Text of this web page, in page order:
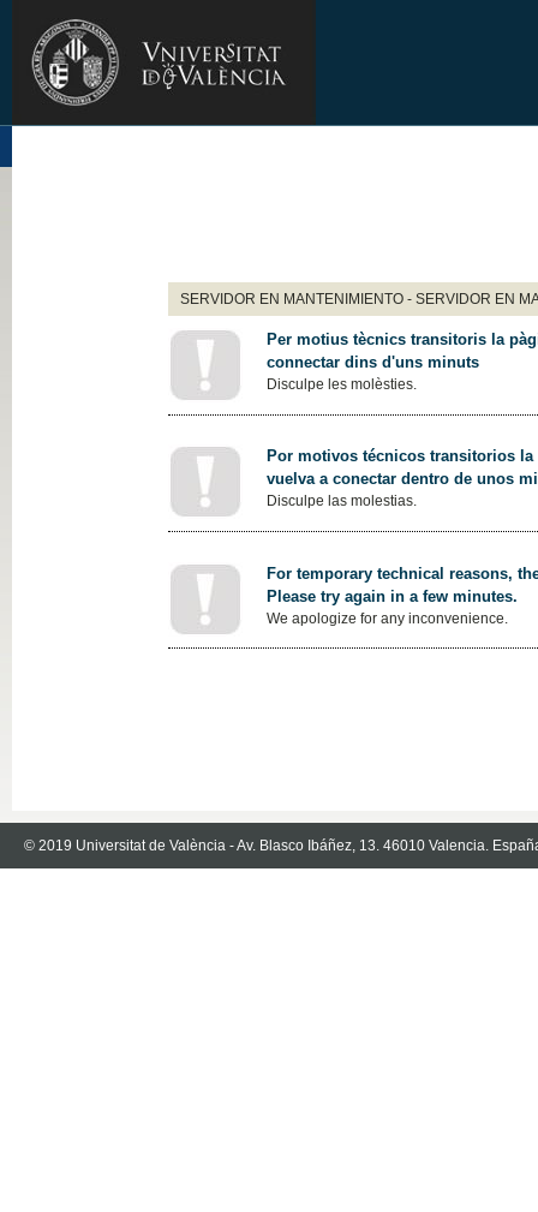
SERVIDOR EN MANTENIMIENTO - SERVIDOR EN
Per motius tècnics transitoris la
connectar dins d'uns minuts
Disculpe les molèsties.
Por motivos técnicos transitorios
vuelva a conectar dentro de unos
Disculpe las molestias.
For temporary technical reasons,
Please try again in a few minutes.
We apologize for any inconvenience.
© 2019 Universitat de València - Av. Blasco Ibáñez, 13. 46010 Valencia.